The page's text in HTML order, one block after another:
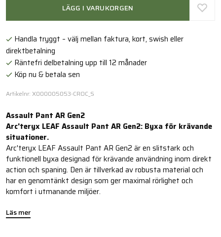
LÄGG I VARUKORGEN
Handla tryggt – välj mellan faktura, kort, swish eller
direktbetalning
Räntefri delbetalning upp till 12 månader
Köp nu & betala sen
Artikelnr: X000005053-CROC_S
Assault Pant AR Gen2
Arc'teryx LEAF Assault Pant AR Gen2: Byxa för krävande
situationer.
Arc'teryx LEAF Assault Pant AR Gen2 är en slitstark och
funktionell byxa designad för krävande användning inom direkt
action och spaning. Den är tillverkad av robusta material och
har en genomtänkt design som ger maximal rörlighet och
komfort i utmanande miljöer.
Läs mer